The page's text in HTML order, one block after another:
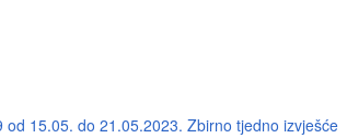
od 15.05. do 21.05.2023. Zbirno tjedno izvješće